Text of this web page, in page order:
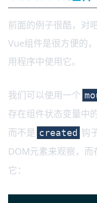
前面的例子很酷，对
Vue组件是很方便的
用程序中使用它。
我们可以使用一个
存在组件状态变量中
而不是 created 钩
DOM元素来观察，而
它：